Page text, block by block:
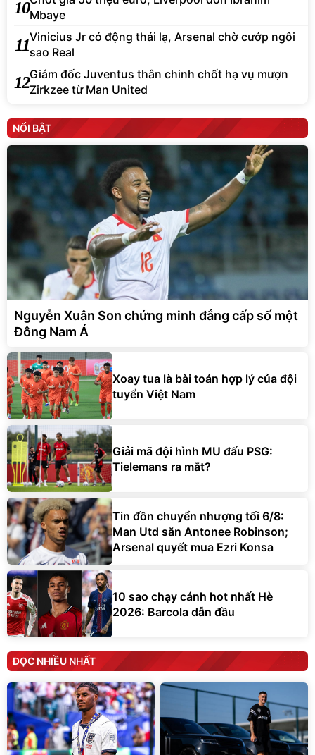
10Mbaye
11Vinicius Jr có động thái lạ, Arsenal chờ cướp ngôi
sao Real
12Giám đốc Juventus thân chinh chốt hạ vụ mượn
Zirkzee từ Man United
NỔI BẬT
Nguyễn Xuân Son chứng minh đẳng cấp số một
Đông Nam Á
Xoay tua là bài toán hợp lý của đội
tuyển Việt Nam
Giải mã đội hình MU đấu PSG:
Tielemans ra mắt?
Tin đồn chuyển nhượng tối 6/8:
Man Utd săn Antonee Robinson;
Arsenal quyết mua Ezri Konsa
10 sao chạy cánh hot nhất Hè
2026: Barcola dẫn đầu
ĐỌC NHIỀU NHẤT